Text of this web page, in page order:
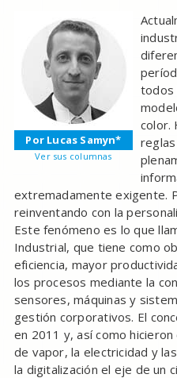
Por Lucas Samyn*
Ver sus columnas
todos
color.
extremadamente exigente.
reinventando con la
Este fenómeno es lo que
Industrial, que tiene como
eficiencia, mayor
los procesos mediante la
sensores, máquinas y
gestión corporativos. El
en 2011 y, así como
de vapor, la electricidad y
la digitalización el eje de un